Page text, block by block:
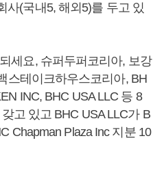
사(국내5, 해외5)를 두고 있
세요, 슈퍼두퍼코리아, 보강
스테이크하우스코리아, BH
INC, BHC USA LLC 등 8
고 있고 BHC USA LLC가 B
Chapman Plaza Inc 지분 10